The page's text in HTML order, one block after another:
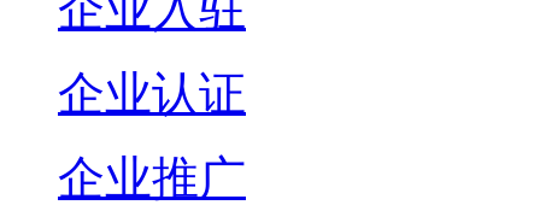
企业认证
企业推广